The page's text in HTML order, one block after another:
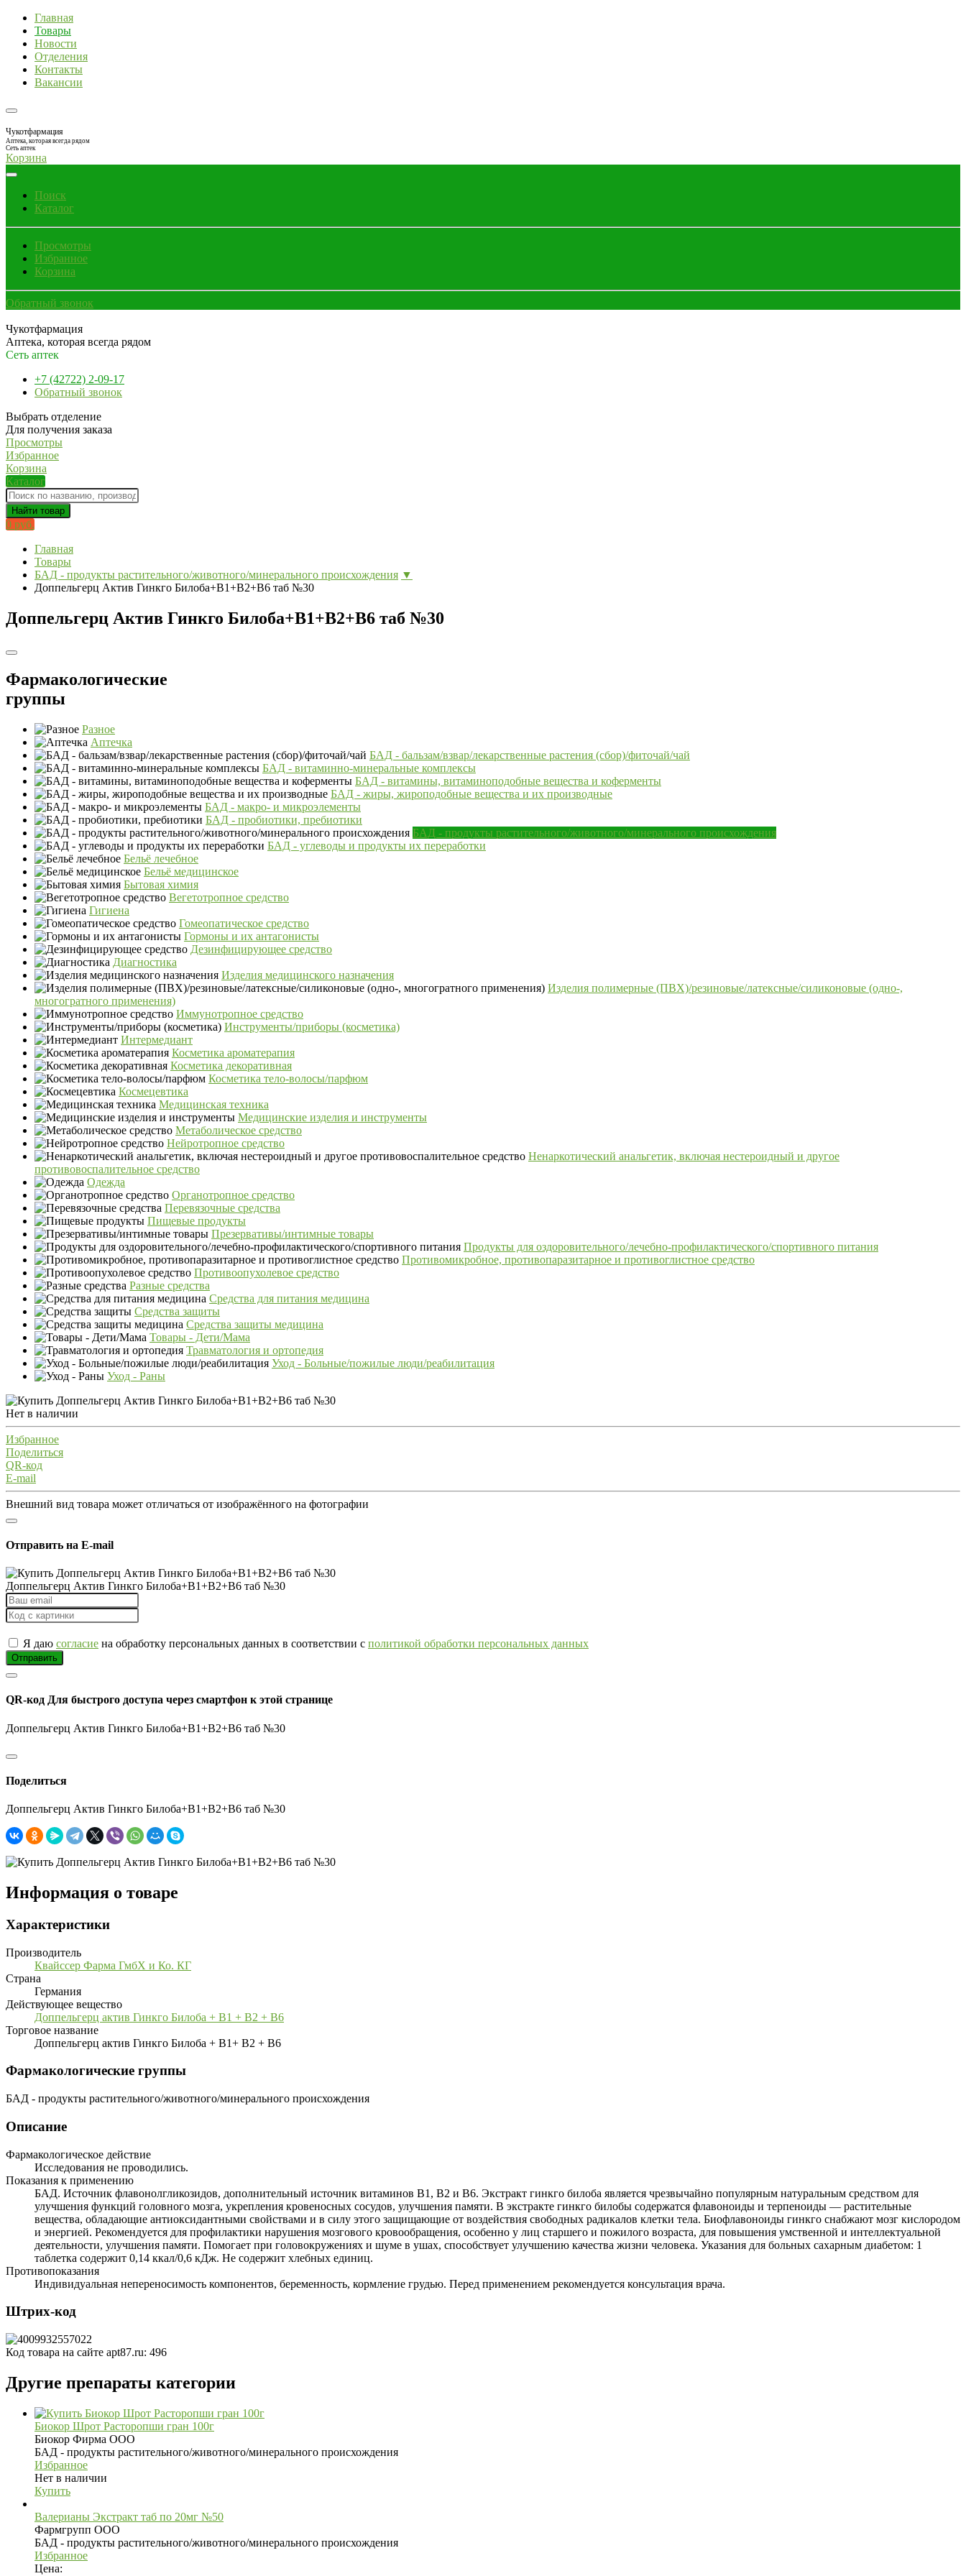
Главная
Товары
Новости
Отделения
Контакты
Вакансии
Чукотфармация
Аптека, которая всегда рядом
Сеть аптек
Корзина
Поиск
Каталог
Просмотры
Избранное
Корзина
Обратный звонок
Чукотфармация
Аптека, которая всегда рядом
Сеть аптек
+7 (42722) 2-09-17
Обратный звонок
Выбрать отделение
Для получения заказа
Просмотры
Избранное
Корзина
Каталог
Найти товар
0 руб.
Главная
Товары
БАД - продукты растительного/животного/минерального происхождения ▼
Доппельгерц Актив Гинкго Билоба+В1+В2+В6 таб №30
Доппельгерц Актив Гинкго Билоба+В1+В2+В6 таб №30
Фармакологические
группы
Разное
Аптечка
БАД - бальзам/взвар/лекарственные растения (сбор)/фиточай/чай
БАД - витаминно-минеральные комплексы
БАД - витамины, витаминоподобные вещества и коферменты
БАД - жиры, жироподобные вещества и их производные
БАД - макро- и микроэлементы
БАД - пробиотики, пребиотики
БАД - продукты растительного/животного/минерального происхождения
БАД - углеводы и продукты их переработки
Бельё лечебное
Бельё медицинское
Бытовая химия
Вегетотропное средство
Гигиена
Гомеопатическое средство
Гормоны и их антагонисты
Дезинфицирующее средство
Диагностика
Изделия медицинского назначения
Изделия полимерные (ПВХ)/резиновые/латексные/силиконовые (одно-,
многогратного применения)
Иммунотропное средство
Инструменты/приборы (косметика)
Интермедиант
Косметика ароматерапия
Косметика декоративная
Косметика тело-волосы/парфюм
Космецевтика
Медицинская техника
Медицинские изделия и инструменты
Метаболическое средство
Нейротропное средство
Ненаркотический анальгетик, включая нестероидный и другое
противовоспалительное средство
Одежда
Органотропное средство
Перевязочные средства
Пищевые продукты
Презервативы/интимные товары
Продукты для оздоровительного/лечебно-профилактического/спортивного питания
Противомикробное, противопаразитарное и противоглистное средство
Противоопухолевое средство
Разные средства
Средства для питания медицина
Средства защиты
Средства защиты медицина
Товары - Дети/Мама
Травматология и ортопедия
Уход - Больные/пожилые люди/реабилитация
Уход - Раны
Нет в наличии
Избранное
Поделиться
QR-код
E-mail
Внешний вид товара может отличаться от изображённого на фотографии
Отправить на E-mail
Доппельгерц Актив Гинкго Билоба+В1+В2+В6 таб №30
Я даю согласие на обработку персональных данных в соответствии с политикой обработки персональных данных
Отправить
QR-код Для быстрого доступа через смартфон к этой странице
Доппельгерц Актив Гинкго Билоба+В1+В2+В6 таб №30
Поделиться
Доппельгерц Актив Гинкго Билоба+В1+В2+В6 таб №30
Информация о товаре
Характеристики
Производитель
Квайссер Фарма ГмбХ и Ко. КГ
Страна
Германия
Действующее вещество
Доппельгерц актив Гинкго Билоба + В1 + В2 + В6
Торговое название
Доппельгерц актив Гинкго Билоба + В1+ В2 + В6
Фармакологические группы
БАД - продукты растительного/животного/минерального происхождения
Описание
Фармакологическое действие
Исследования не проводились.
Показания к применению
БАД. Источник флавонолгликозидов, дополнительный источник витаминов В1, В2 и В6. Экстракт гинкго билоба является чрезвычайно популярным натуральным средством для
улучшения функций головного мозга, укрепления кровеносных сосудов, улучшения памяти. В экстракте гинкго билобы содержатся флавоноиды и терпеноиды — растительные
вещества, обладающие антиоксидантными свойствами и в силу этого защищающие от воздействия свободных радикалов клетки тела. Биофлавоноиды гинкго снабжают мозг кислородом
и энергией. Рекомендуется для профилактики нарушения мозгового кровообращения, особенно у лиц старшего и пожилого возраста, для повышения умственной и интеллектуальной
деятельности, улучшения памяти. Помогает при головокружениях и шуме в ушах, способствует улучшению качества жизни человека. Указания для больных сахарным диабетом: 1
таблетка содержит 0,14 ккал/0,6 кДж. Не содержит хлебных единиц.
Противопоказания
Индивидуальная непереносимость компонентов, беременность, кормление грудью. Перед применением рекомендуется консультация врача.
Штрих-код
Код товара на сайте apt87.ru: 496
Другие препараты категории
Биокор Шрот Расторопши гран 100г
Биокор Фирма ООО
БАД - продукты растительного/животного/минерального происхождения
Избранное
Нет в наличии
Купить
Валерианы Экстракт таб по 20мг №50
Фармгрупп ООО
БАД - продукты растительного/животного/минерального происхождения
Избранное
Цена: